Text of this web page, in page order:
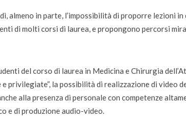
almeno in parte, l’impossibilità di proporre lezioni
di molti corsi di laurea, e propongono percorsi
del corso di laurea in Medicina e Chirurgia
privilegiate”, la possibilità di realizzazione di video
alla presenza di personale con competenze
e di produzione audio-video.